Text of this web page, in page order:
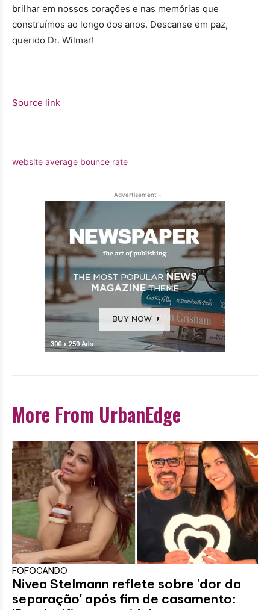
brilhar em nossos corações e nas memórias que
construímos ao longo dos anos. Descanse em paz,
querido Dr. Wilmar!
Source link
website average bounce rate
- Advertisement -
More From UrbanEdge
FOFOCANDO
Nivea Stelmann reflete sobre 'dor da
separação' após fim de casamento: